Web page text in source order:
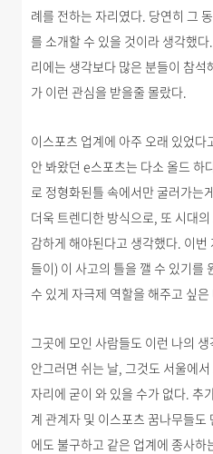
례를 전하는 자리였다. 당연히 그
를 소개할 수 있을 것이라 생각했
리에는 생각보다 많은 분들이 참석
가 이런 관심을 받을줄 몰랐다.
이스포츠 업계에 아주 오래 있었
안 봐왔던 e스포츠는 다소 올드 하
로 정형화된틀 속에서만 굴러가는
더욱 트렌디한 방식으로, 또 시대
감하게 해야된다고 생각했다. 이번
들이) 이 사고의 틀을 깰 수 있기를
수 있게 자극제 역할을 해주고 싶
그곳에 모인 사람들도 이런 나의
안그러면 쉬는 날, 그것도 서울에
자리에 굳이 와 있을 수가 없다. 추
계 관계자 및 이스포츠 꿈나무들
에도 불구하고 같은 업계에 종사